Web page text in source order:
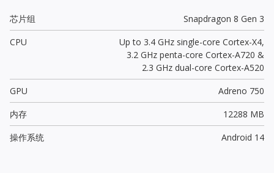
芯片组
Snapdragon 8 Gen 3
CPU
Up to 3.4 GHz single-core Cortex-X4,
3.2 GHz penta-core Cortex-A720 &
2.3 GHz dual-core Cortex-A520
GPU
Adreno 750
内存
12288 MB
操作系统
Android 14